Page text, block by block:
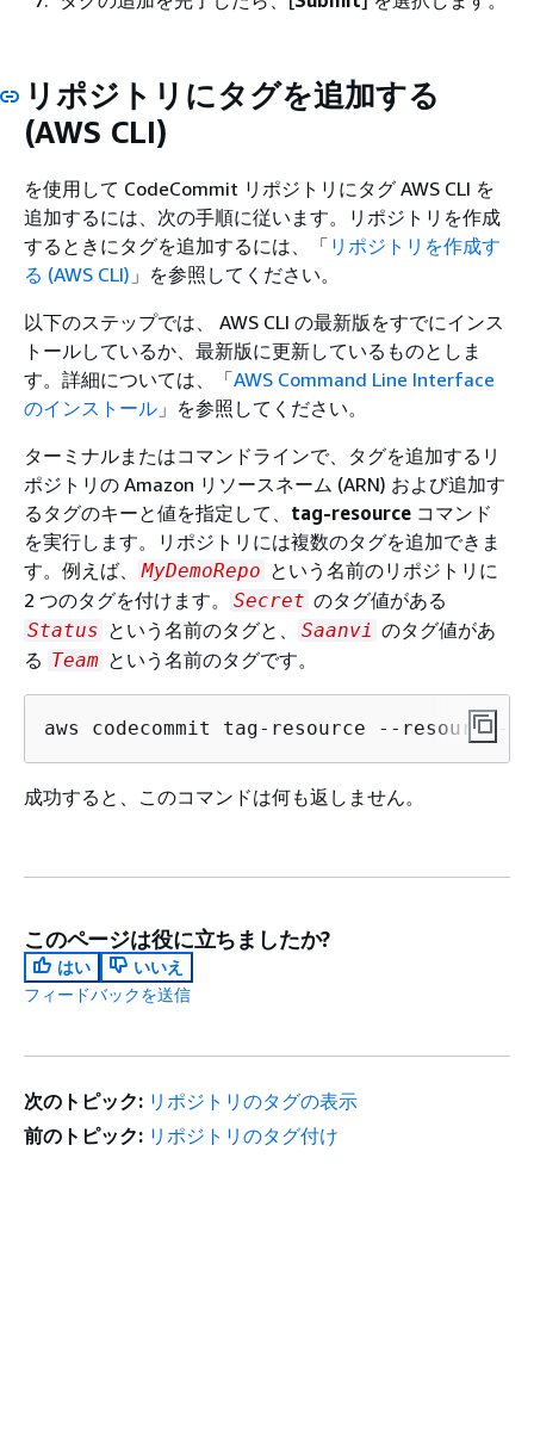
リポジトリにタグを追加する
(AWS CLI)
を使用して CodeCommit リポジトリにタグ AWS CLI を
追加するには、次の手順に従います。リポジトリを作成
するときにタグを追加するには、「 リポジトリを作成す
る (AWS CLI) 」を参照してください。
以下のステップでは、 AWS CLI の最新版をすでにインス
トールしているか、最新版に更新しているものとしま
す。詳細については、「AWS Command Line Interface
のインストール 」を参照してください。
ターミナルまたはコマンドラインで、タグを追加するリ
ポジトリの Amazon リソースネーム (ARN) および追加す
るタグのキーと値を指定して、 tag-resource コマンド
を実行します。リポジトリには複数のタグを追加できま
す。例えば、
MyDemoRepo という名前のリポジトリに
2 つのタグを付けます。
Secret のタグ値がある
Status という名前のタグと、 Saanvi のタグ値があ
る Team という名前のタグです。
aws codecommit tag-resource --resource-
成功すると、このコマンドは何も返しません。
このページは役に立ちましたか?
はい
いいえ
フィードバックを送信
次のトピック: リポジトリのタグの表示
前のトピック: リポジトリのタグ付け